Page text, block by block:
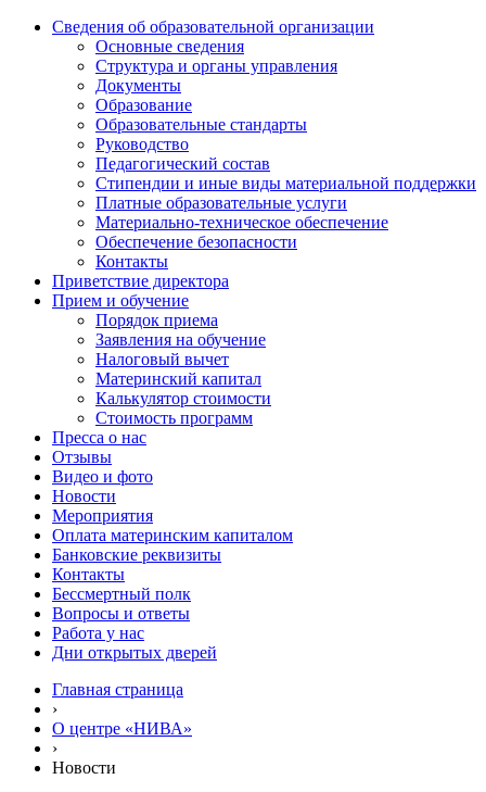
Сведения об образовательной организации
Основные сведения
Структура и органы управления
Документы
Образование
Образовательные стандарты
Руководство
Педагогический состав
Стипендии и иные виды материальной поддержки
Платные образовательные услуги
Материально-техническое обеспечение
Обеспечение безопасности
Контакты
Приветствие директора
Прием и обучение
Порядок приема
Заявления на обучение
Налоговый вычет
Материнский капитал
Калькулятор стоимости
Стоимость программ
Пресса о нас
Отзывы
Видео и фото
Новости
Мероприятия
Оплата материнским капиталом
Банковские реквизиты
Контакты
Бессмертный полк
Вопросы и ответы
Работа у нас
Дни открытых дверей
Главная страница
›
О центре «НИВА»
›
Новости